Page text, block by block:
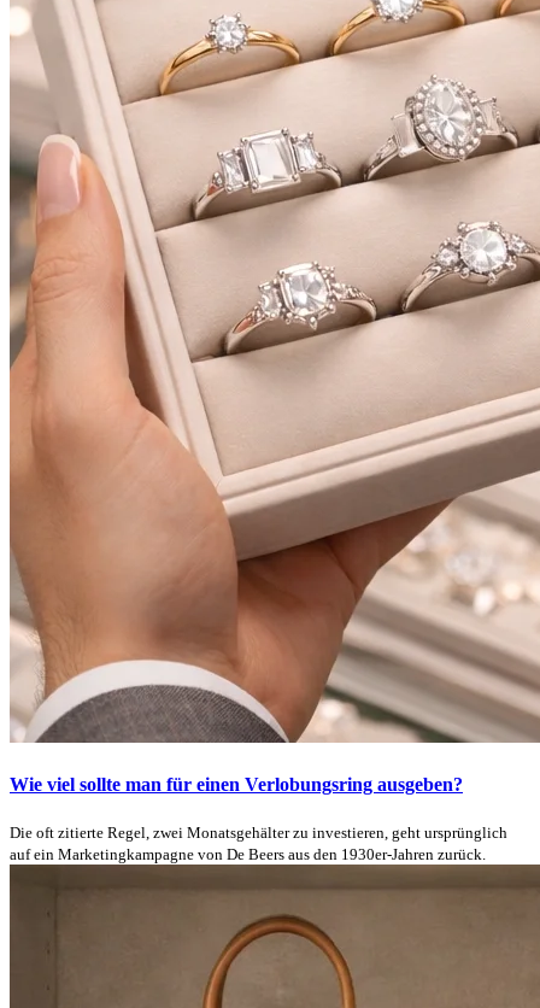
Wie viel sollte man für einen Verlobungsring ausgeben?
Die oft zitierte Regel, zwei Monatsgehälter zu investieren, geht ursprünglich
auf ein Marketingkampagne von De Beers aus den 1930er-Jahren zurück.